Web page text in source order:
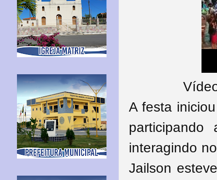
A festa
participando
interagindo
Jailson